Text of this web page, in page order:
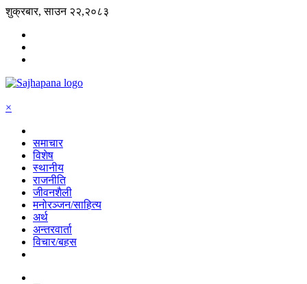
शुक्रबार, साउन २२,२०८३
×
समाचार
विशेष
स्थानीय
राजनीति
जीवनशैली
मनोरञ्जन/साहित्य
अर्थ
अन्तरवार्ता
विचार/बहस